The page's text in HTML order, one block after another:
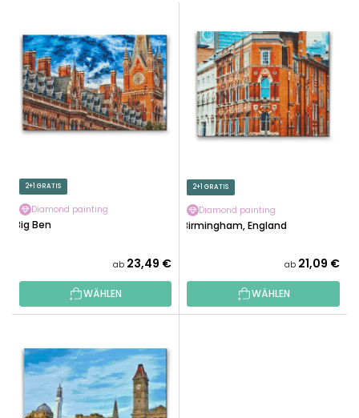
K
O
R
U
N
R
O
D
T
2+1 GRATIS
Diamond painting
Big Ben
ab 23,49 €
WÄHLEN
2+1 GRATIS
Diamond painting
Birmingham, England
ab 21,09 €
WÄHLEN